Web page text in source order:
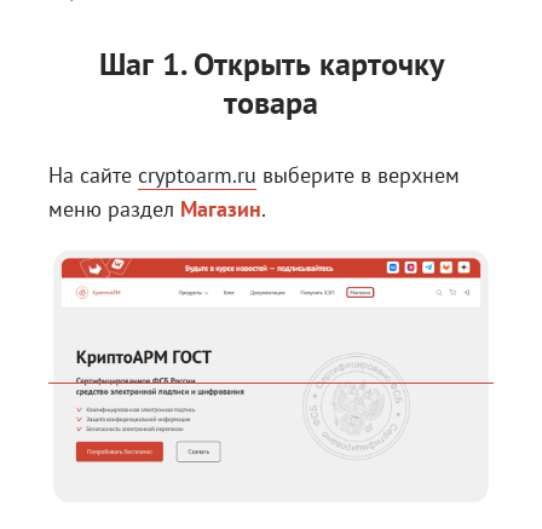
Шаг 1. Открыть карточку
товара
На сайте cryptoarm.ru выберите в верхнем
меню раздел Магазин.